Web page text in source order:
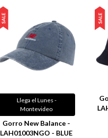
Llega el Lunes -
Montevideo
Gorro New Balance -
LAH01003NGO - BLUE